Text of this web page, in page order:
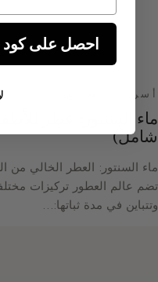
أسرار التصنيع
ماء السنتور: عطر
شامل)
ماء السنتور: العطر الخالي من
تضم عالم العطور تركيزات
وتتباين في مدة ثباتها:…
احصل على كود خصم 10%